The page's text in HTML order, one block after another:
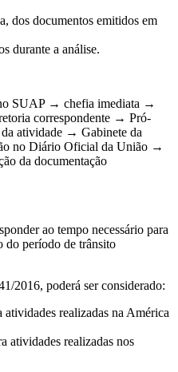
dos documentos emitidos em
durante a análise.
SUAP → chefia imediata →
correspondente → Pró-
da atividade → Gabinete da
no Diário Oficial da União →
da documentação
ao tempo necessário para
do período de trânsito
2016, poderá ser considerado:
atividades realizadas na América
atividades realizadas nos